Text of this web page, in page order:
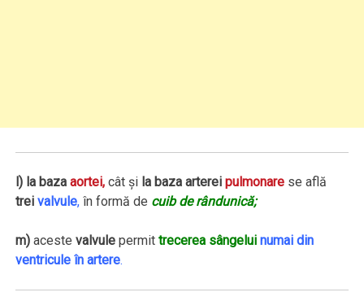
l) la bazaaortei, cât şi la baza artereipulmonare se află
treivalvule, în formă de cuib de rândunică;
m) acestevalvule permittrecerea sângelui numai din
ventricule în artere.